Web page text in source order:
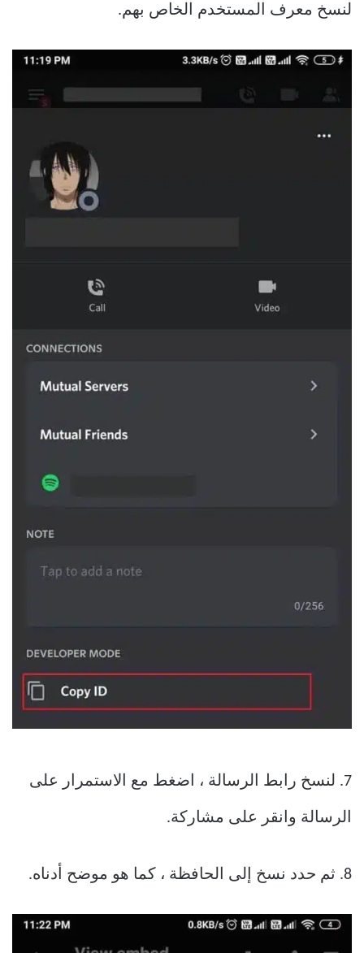
لنسخ معرف المستخدم الخاص بهم.
7. لنسخ رابط الرسالة ، اضغط مع الاستمرار على
الرسالة وانقر على مشاركة.
8. ثم حدد نسخ إلى الحافظة ، كما هو موضح أدناه.